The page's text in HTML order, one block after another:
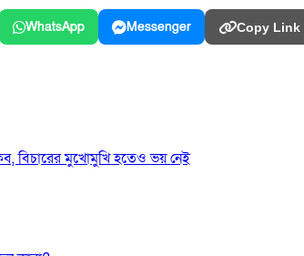
WhatsApp Messenger Copy Link
বিচারের মুখোমুখি হতেও ভয় নেই